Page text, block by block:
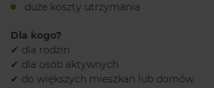
duże koszty utrzymania
Dla kogo?
✔ dla rodzin
✔ dla osób aktywnych
✔ do większych mieszkań lub domów